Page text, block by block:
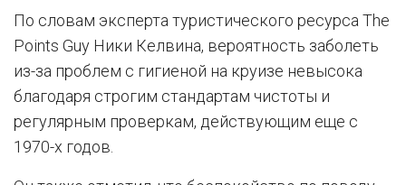
По словам эксперта туристического ресурса The
Points Guy Ники Келвина, вероятность заболеть
из-за проблем с гигиеной на круизе невысока
благодаря строгим стандартам чистоты и
регулярным проверкам, действующим еще с
1970-х годов.